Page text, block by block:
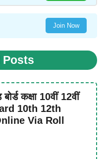
Join Now
Posts
कक्षा 10वीं 12वीं
10th 12th
Via Roll